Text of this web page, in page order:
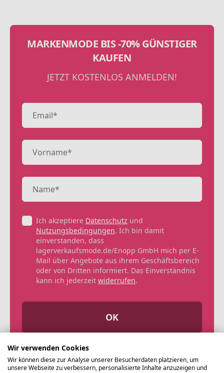
MARKENMODE BIS -70% GÜNSTIGER
KAUFEN
JETZT KOSTENLOS ANMELDEN!
Ich akzeptiere Datenschutz und
Nutzungsbedingungen. Ich bin damit
einverstanden, dass
lagerverkaufsmode.de/Enopp GmbH mich per E-
Mail über Angebote aus ihrem Geschäftsbereich
oder von Dritten informiert. Das Einverständnis
kann ich jederzeit widerrufen.
OK
Wir verwenden Cookies
Wir können diese zur Analyse unserer Besucherdaten platzieren, um
unsere Webseite zu verbessern, personalisierte Inhalte anzuzeigen und